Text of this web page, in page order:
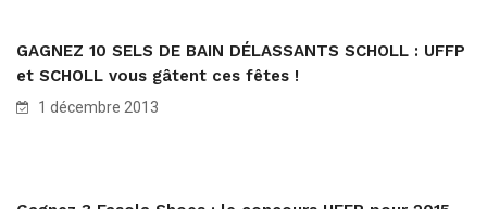
GAGNEZ 10 SELS DE BAIN DÉLASSANTS SCHOLL : UFFP
et SCHOLL vous gâtent ces fêtes !
1 décembre 2013